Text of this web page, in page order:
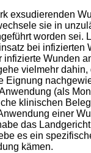
exsudierenden
sie in
worden
bei
Wunden
vielmehr
(als
klinischen
einer
das
es ein
kämen.